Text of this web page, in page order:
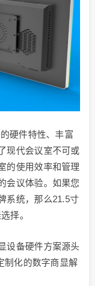
硬件特性、丰富
现代会议室不可或
的使用效率和管理
会议体验。如果您
系统，那么21.5寸
择。
设备硬件方案源头
制化的数字商显解